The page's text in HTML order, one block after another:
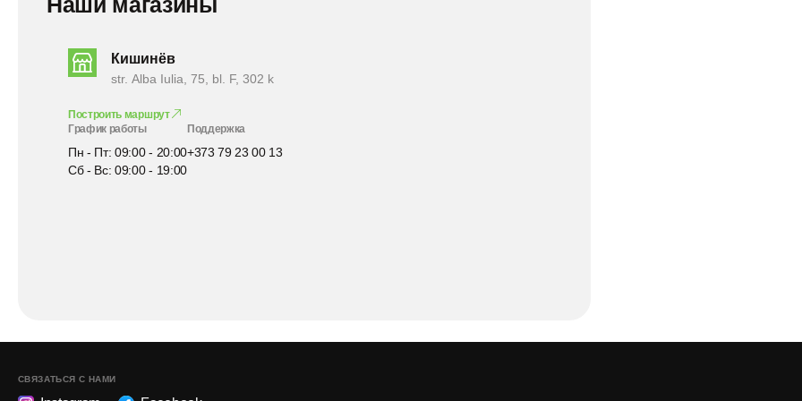
Кишинёв
str. Alba Iulia, 75, bl. F, 302 k
Построить маршрут
График работы
Пн - Пт: 09:00 - 20:00
Сб - Вс: 09:00 - 19:00
Поддержка
+373 79 23 00 13
СВЯЗАТЬСЯ С НАМИ